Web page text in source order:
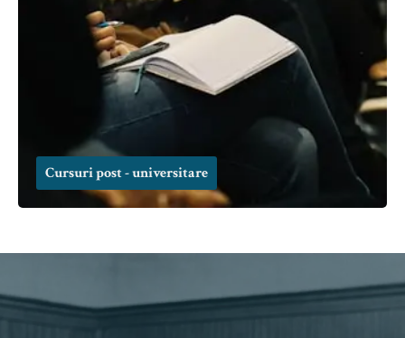
Cursuri post - universitare